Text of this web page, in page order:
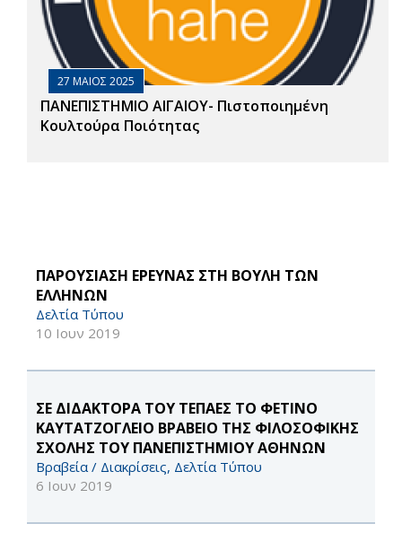
27 ΜΑΙΟΣ 2025
ΠΑΝΕΠΙΣΤΗΜΙΟ ΑΙΓΑΙΟΥ- Πιστοποιημένη
Κουλτούρα Ποιότητας
ΠΑΡΟΥΣΙΑΣΗ ΕΡΕΥΝΑΣ ΣΤΗ ΒΟΥΛΗ ΤΩΝ
ΕΛΛΗΝΩΝ
Δελτία Τύπου
10 Ιουν 2019
ΣΕ ΔΙΔΑΚΤΟΡΑ ΤΟΥ ΤΕΠΑΕΣ ΤΟ ΦΕΤΙΝΟ
ΚΑΥΤΑΤΖΟΓΛΕΙΟ ΒΡΑΒΕΙΟ ΤΗΣ ΦΙΛΟΣΟΦΙΚΗΣ
ΣΧΟΛΗΣ ΤΟΥ ΠΑΝΕΠΙΣΤΗΜΙΟΥ ΑΘΗΝΩΝ
Βραβεία / Διακρίσεις, Δελτία Τύπου
6 Ιουν 2019